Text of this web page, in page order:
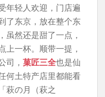
年轻人欢迎，门店遍
了东京，放在整个东
虽然还是甜了一点，
上一杯。顺带一提，
司， 菓匠三全也是仙
何土特产店里都能看
萩の月（萩之